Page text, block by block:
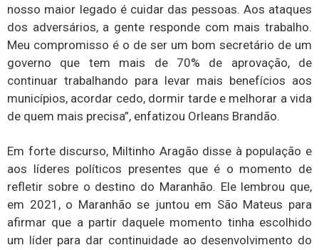
nosso maior legado é cuidar das pessoas. Aos ataques
dos adversários, a gente responde com mais trabalho.
Meu compromisso é o de ser um bom secretário de um
governo que tem mais de 70% de aprovação, de
continuar trabalhando para levar mais benefícios aos
municípios, acordar cedo, dormir tarde e melhorar a vida
de quem mais precisa”, enfatizou Orleans Brandão.
Em forte discurso, Miltinho Aragão disse à população e
aos líderes políticos presentes que é o momento de
refletir sobre o destino do Maranhão. Ele lembrou que,
em 2021, o Maranhão se juntou em São Mateus para
afirmar que a partir daquele momento tinha escolhido
um líder para dar continuidade ao desenvolvimento do